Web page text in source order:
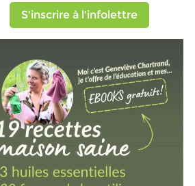
S'inscrire à l'infolettre